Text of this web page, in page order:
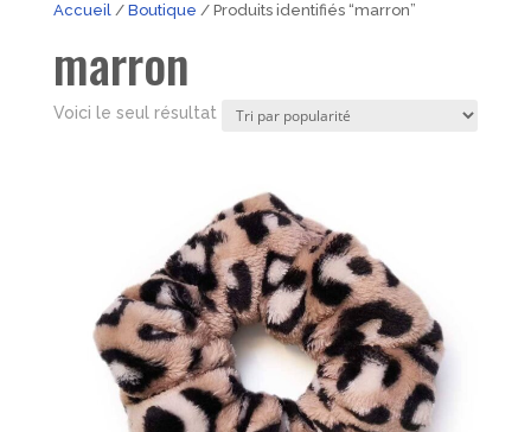
Accueil/ Boutique / Produits identifiés “marron”
marron
Voici le seul résultat